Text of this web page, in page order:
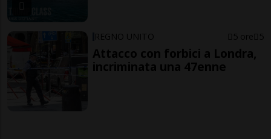
REGNO UNITO 5 ore 5
Attacco con forbici a Londra,
incriminata una 47enne